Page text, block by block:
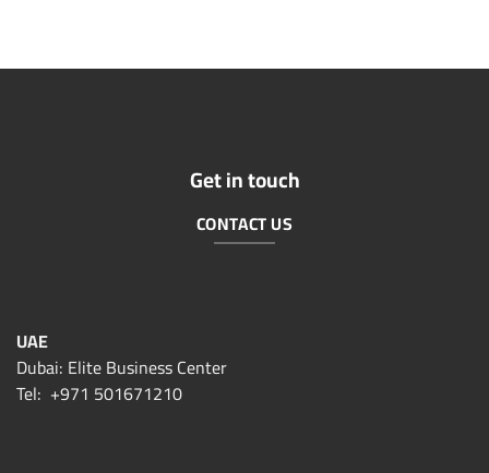
Get in touch
CONTACT US
UAE
Dubai: Elite Business Center
Tel: +971 501671210